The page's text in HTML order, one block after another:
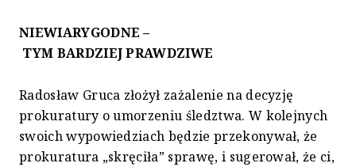
NIEWIARYGODNE –
TYM BARDZIEJ PRAWDZIWE
Radosław Gruca złożył zażalenie na decyzję
prokuratury o umorzeniu śledztwa. W kolejnych
swoich wypowiedziach będzie przekonywał, że
prokuratura „skręciła” sprawę, i sugerował, że ci,